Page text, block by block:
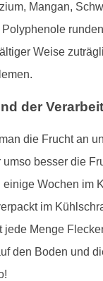
Mangan,
Weise
der
die Frucht an
besser die
Wochen
im
Menge
den Boden und